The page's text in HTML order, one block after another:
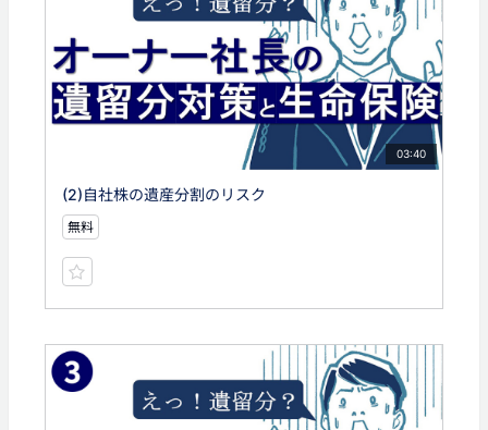
03:40
(2)自社株の遺産分割のリスク
無料